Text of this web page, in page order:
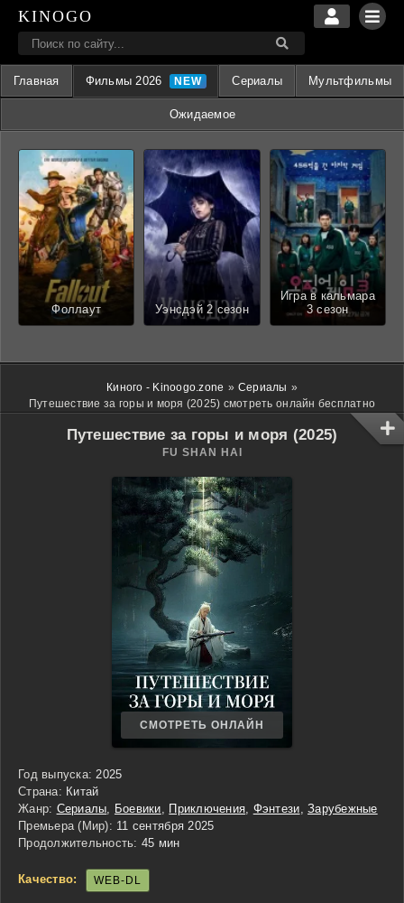
KINOGO
Главная Фильмы 2026 Сериалы Мультфильмы
Ожидаемое
Фоллаут Уэнсдэй 2 сезон
Игра в кальмара
3 сезон
Киного - Kinoogo.zone » Сериалы »
Путешествие за горы и моря (2025) смотреть онлайн бесплатно
Путешествие за горы и моря (2025)
FU SHAN HAI
СМОТРЕТЬ ОНЛАЙН
Год выпуска: 2025
Страна: Китай
Жанр: Сериалы Боевики Приключения Фэнтези ,Зарубежные
Премьера (Мир): 11 сентября 2025
Продолжительность: 45 мин
Качество: WEB-DL